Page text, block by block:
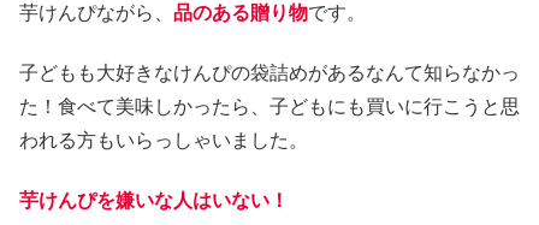
芋けんぴながら、 品のある贈り物です。
子どもも大好きなけんぴの袋詰めがあるなんて知らなかっ
た！食べて美味しかったら、子どもにも買いに行こうと思
われる方もいらっしゃいました。
芋けんぴを嫌いな人はいない！